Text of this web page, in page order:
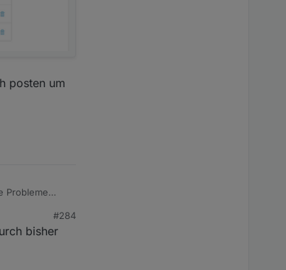
posten um
Probleme
#284
bisher